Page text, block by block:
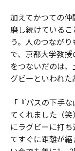
加えてかつての
磨し続けている
う。人のつなが
で、京都大学教
をつないだのは
グビーといわれた
「『パスの下手
てくれました（
にラグビーに打
てすぐに距離が